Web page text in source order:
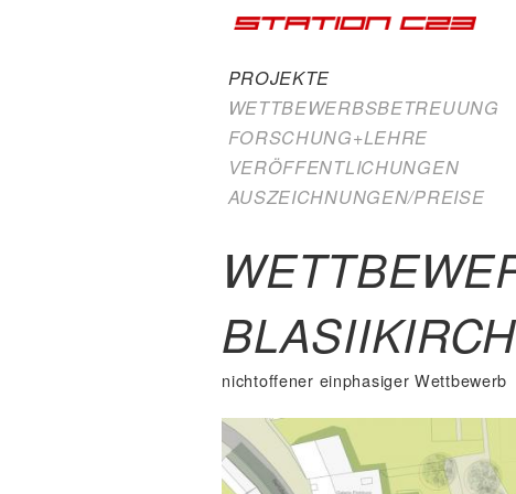
PROJEKTE
WETTBEWERBSBETREUUNG
FORSCHUNG+LEHRE
VERÖFFENTLICHUNGEN
AUSZEICHNUNGEN/PREISE
nichtoffener einphasiger Wettbewerb